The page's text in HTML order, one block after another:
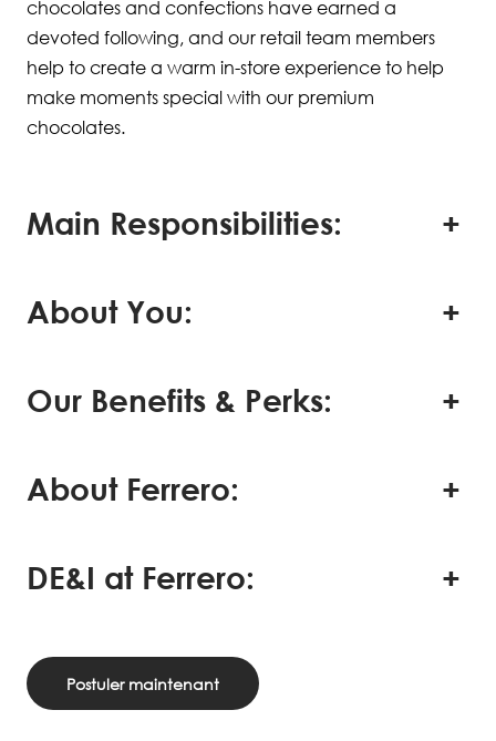
chocolates and confections have earned a
devoted following, and our retail team members
help to create a warm in-store experience to help
make moments special with our premium
chocolates.
Main Responsibilities:
About You:
Our Benefits & Perks:
About Ferrero:
DE&I at Ferrero:
Postuler maintenant